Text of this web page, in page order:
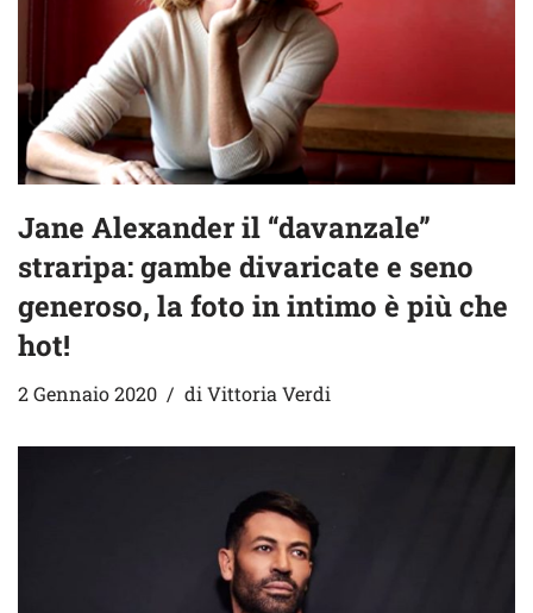
Jane Alexander il “davanzale”
straripa: gambe divaricate e seno
generoso, la foto in intimo è più che
hot!
2 Gennaio 2020 di Vittoria Verdi